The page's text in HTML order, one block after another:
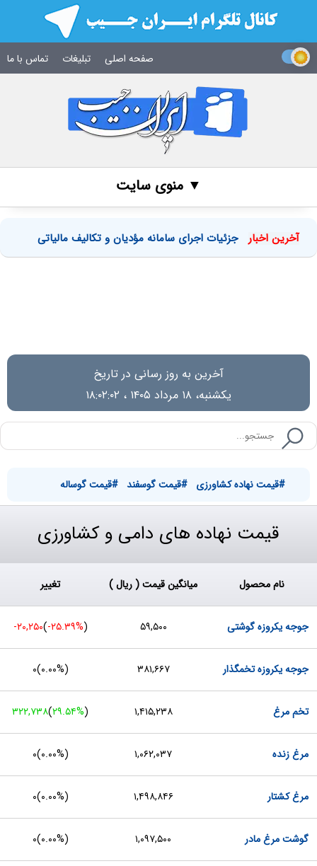
صفحه اصلی تبلیغات تماس با ما
▼ منوی سایت
آخرین اخبار جزئیات اجرای سامانه مؤدیان و تکالیف مالیاتی
آخرین به روز رسانی در تاریخ
یکشنبه، ۱۸ مرداد ۱۴۰۵ ، ۱۸:۰۲:۰۲
#قیمت نهاده کشاورزی #قیمت گوسفند #قیمت گوساله
قیمت نهاده های دامی و کشاورزی
نام محصول میانگین قیمت ( ریال ) تغییر
جوجه یکروزه گوشتی ۵۹,۵۰۰ (‎-۲۵.۳۹%‏)-۲۰,۲۵۰
جوجه یکروزه تخمگذار ۳۸۱,۶۶۷ (۰.۰۰%)۰
تخم مرغ ۱,۴۱۵,۲۳۸ (‎۲۹.۵۴%‏)۳۲۲,۷۳۸
مرغ زنده ۱,۰۶۲,۰۳۷ (۰.۰۰%)۰
مرغ کشتار ۱,۴۹۸,۸۴۶ (۰.۰۰%)۰
گوشت مرغ مادر ۱,۰۹۷,۵۰۰ (۰.۰۰%)۰